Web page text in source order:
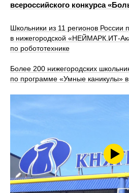
всероссийского конкурса
Школьники из 11 регионов России
в нижегородской «НЕЙМАРК.ИТ-
по робототехнике
Более 200 нижегородских
по программе «Умные каникулы»